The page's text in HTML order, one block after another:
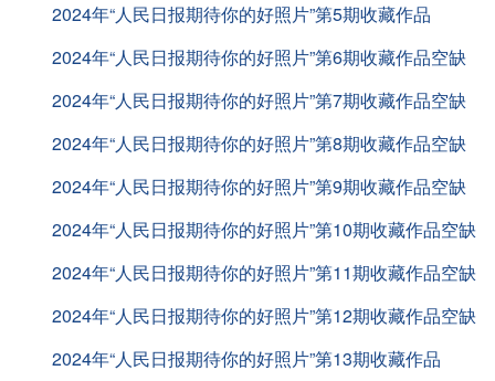
2024年“人民日报期待你的好照片”第5期收藏作品
2024年“人民日报期待你的好照片”第6期收藏作品空缺
2024年“人民日报期待你的好照片”第7期收藏作品空缺
2024年“人民日报期待你的好照片”第8期收藏作品空缺
2024年“人民日报期待你的好照片”第9期收藏作品空缺
2024年“人民日报期待你的好照片”第10期收藏作品空缺
2024年“人民日报期待你的好照片”第11期收藏作品空缺
2024年“人民日报期待你的好照片”第12期收藏作品空缺
2024年“人民日报期待你的好照片”第13期收藏作品